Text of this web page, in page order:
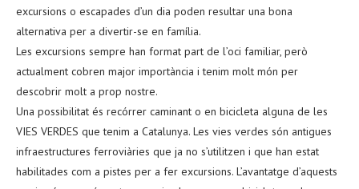
excursions o escapades d’un dia poden resultar una bona
alternativa per a divertir-se en família.
Les excursions sempre han format part de l’oci familiar, però
actualment cobren major importància i tenim molt món per
descobrir molt a prop nostre.
Una possibilitat és recórrer caminant o en bicicleta alguna de les
VIES VERDES que tenim a Catalunya. Les vies verdes són antigues
infraestructures ferroviàries que ja no s’utilitzen i que han estat
habilitades com a pistes per a fer excursions. L’avantatge d’aquests